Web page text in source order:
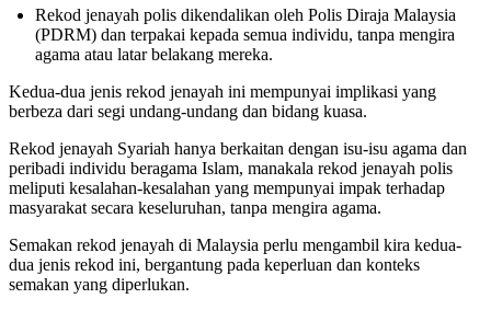
Rekod jenayah polis dikendalikan oleh Polis Diraja Malaysia
(PDRM) dan terpakai kepada semua individu, tanpa mengira
agama atau latar belakang mereka.
Kedua-dua jenis rekod jenayah ini mempunyai implikasi yang
berbeza dari segi undang-undang dan bidang kuasa.
Rekod jenayah Syariah hanya berkaitan dengan isu-isu agama dan
peribadi individu beragama Islam, manakala rekod jenayah polis
meliputi kesalahan-kesalahan yang mempunyai impak terhadap
masyarakat secara keseluruhan, tanpa mengira agama.
Semakan rekod jenayah di Malaysia perlu mengambil kira kedua-
dua jenis rekod ini, bergantung pada keperluan dan konteks
semakan yang diperlukan.